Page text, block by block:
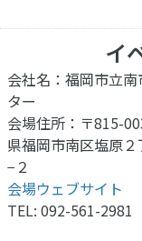
イ
会社名：福岡市立南
ター
会場住所：〒815-
県福岡市南区塩原２
−２
会場ウェブサイト
TEL: 092-561-2981